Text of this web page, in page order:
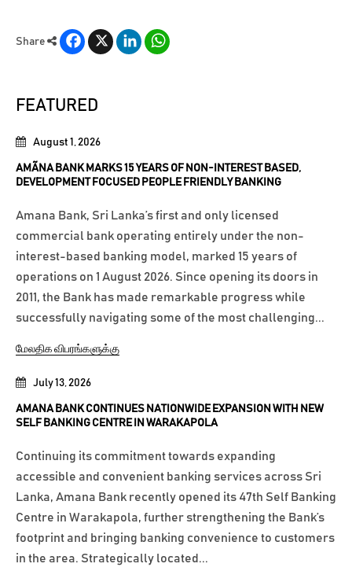
Share
Facebook
X LinkedIn
FEATURED
July 13, 2026
AMANA BANK CONTINUES NATIONWIDE EXPANSION WITH NEW
SELF BANKING CENTRE IN WARAKAPOLA
Continuing its commitment towards expanding
accessible and convenient banking services across Sri
Lanka, Amana Bank recently opened its 47th Self Banking
Centre in Warakapola, further strengthening the Bank’s
footprint and bringing banking convenience to customers
in the area. Strategically located...
August 1, 2026
AMÃNA BANK MARKS 15 YEARS OF NON-INTEREST BASED,
DEVELOPMENT FOCUSED PEOPLE FRIENDLY BANKING
Amana Bank, Sri Lanka’s first and only licensed
commercial bank operating entirely under the non-
interest-based banking model, marked 15 years of
operations on 1 August 2026. Since opening its doors in
2011, the Bank has made remarkable progress while
successfully navigating some of the most challenging...
மேலதிக விபரங்களுக்கு